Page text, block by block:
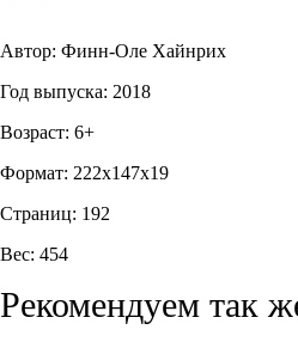
Автор: Финн-Оле Хайнрих
Год выпуска: 2018
Возраст: 6+
Формат: 222x147x19
Страниц: 192
Вес: 454
Рекомендуем так